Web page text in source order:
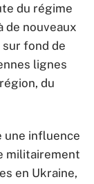
du régime
de nouveaux
sur fond de
lignes
du
une influence
militairement
en Ukraine,